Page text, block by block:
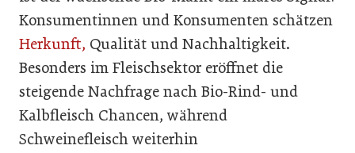
Konsumentinnen und Konsumenten schätzen
Herkunft, Qualität und Nachhaltigkeit.
Besonders im Fleischsektor eröffnet die
steigende Nachfrage nach Bio-Rind- und
Kalbfleisch Chancen, während
Schweinefleisch weiterhin